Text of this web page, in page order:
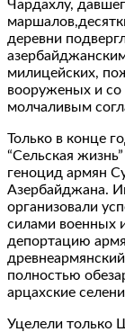
Чардахлу,
деревни
милицейских,
вооруженых и со
молчаливым
Только в конце
“Сельская
геноцид армян
Азербайджана.
организовали
силами военных
депортацию
полностью
арцахские
Уцелели только